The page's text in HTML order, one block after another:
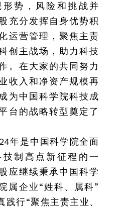
势，风险和挑战并
充分发挥自身优势积
运营管理，聚焦主责
创主战场，助力科技
。在大家的共同努力
收入和净资产规模再
为中国科学院科技成
台的战略转型奠定了
年是中国科学院全面
制高点新征程的一
应继续秉承中国科学
属企业“姓科、属科”
践行“聚焦主责主业、